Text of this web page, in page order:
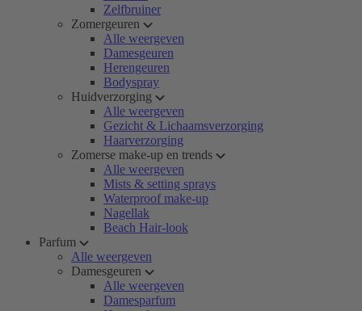
Zelfbruiner
Zomergeuren
Alle weergeven
Damesgeuren
Herengeuren
Bodyspray
Huidverzorging
Alle weergeven
Gezicht & Lichaamsverzorging
Haarverzorging
Zomerse make-up en trends
Alle weergeven
Mists & setting sprays
Waterproof make-up
Nagellak
Beach Hair-look
Parfum
Alle weergeven
Damesgeuren
Alle weergeven
Damesparfum